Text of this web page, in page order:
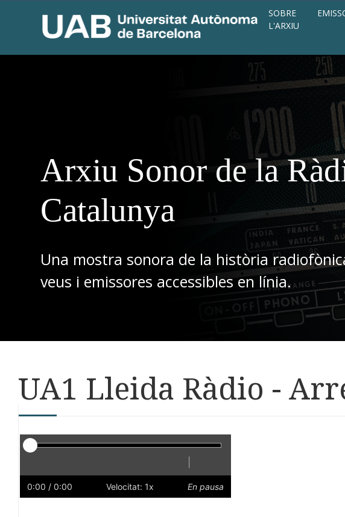
SOBRE
L'ARXIU
Arxiu Sonor de la
Catalunya
Una mostra sonora de la història
veus i emissores accessibles en línia.
UA1 Lleida Ràdio -
Reproductor
Lent
0:00 / 0:00 Velocitat: 1x En pausa